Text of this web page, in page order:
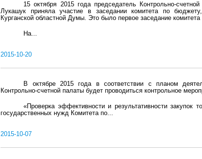
15 октября 2015 года председатель Контрольно-
Лукашук приняла участие в заседании комитета по
Курганской областной Думы. Это было первое заседание
На...
2015-10-20
В октябре 2015 года в соответствии с планом
Контрольно-счетной палаты будет проводиться контрольное
«Проверка эффективности и результативности закупок
государственных нужд Комитета по...
2015-10-07